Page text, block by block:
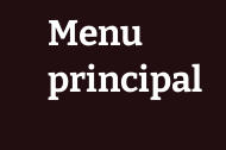
Menu
principal